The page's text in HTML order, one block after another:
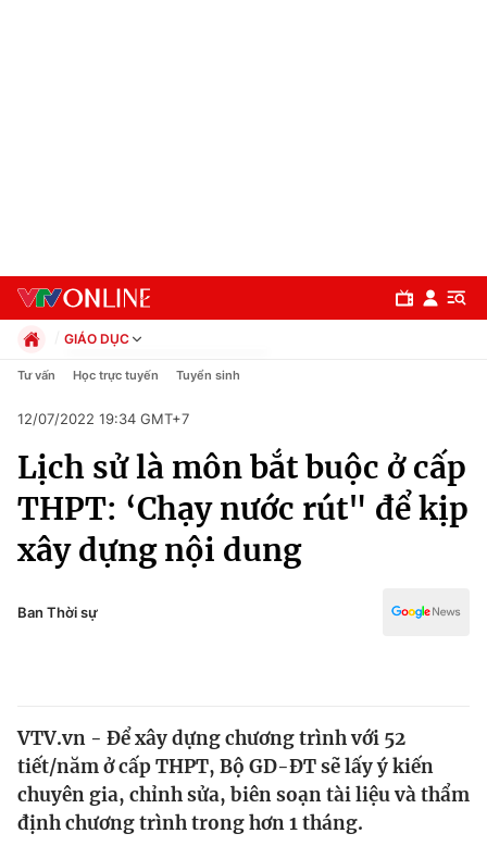
Chuyên mục
Chính trị
Xã hội
Pháp luật
Thế giới
Tin tức
Thế giới đó đây
Kinh tế
GIÁO DỤC
Chính trị
Pháp luật
Kinh tế
Thể thao
Truyền hình
Văn hóa - Giải trí
Công nghệ
Tư vấn Học trực tuyến Tuyển sinh
12/07/2022 19:34 GMT+7
Lịch sử là môn bắt buộc ở cấp
THPT: ‘Chạy nước rút" để kịp
xây dựng nội dung
Ban Thời sự
VTV.vn - Để xây dựng chương trình với 52
tiết/năm ở cấp THPT, Bộ GD-ĐT sẽ lấy ý kiến
chuyên gia, chỉnh sửa, biên soạn tài liệu và thẩm
định chương trình trong hơn 1 tháng.